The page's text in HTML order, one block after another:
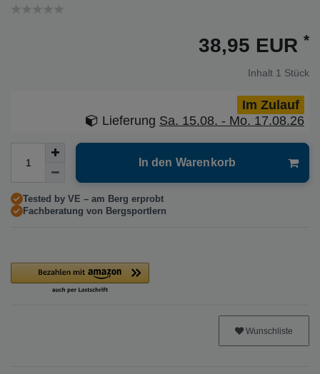
38,95 EUR *
Inhalt 1 Stück
Im Zulauf
Lieferung Sa. 15.08. - Mo. 17.08.26
In den Warenkorb
Tested by VE – am Berg erprobt
Fachberatung von Bergsportlern
Wunschliste